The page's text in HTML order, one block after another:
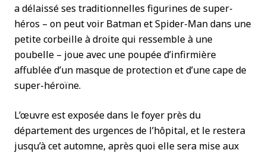
a délaissé ses traditionnelles figurines de super-
héros – on peut voir Batman et Spider-Man dans une
petite corbeille à droite qui ressemble à une
poubelle – joue avec une poupée d’infirmière
affublée d’un masque de protection et d’une cape de
super-héroïne.
L’œuvre est exposée dans le foyer près du
département des urgences de l’hôpital, et le restera
jusqu’à cet automne, après quoi elle sera mise aux